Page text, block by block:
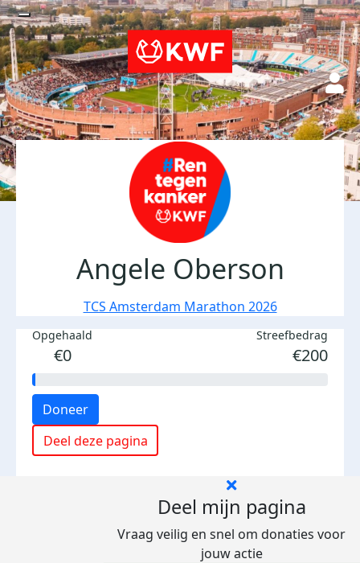
Angele Oberson
TCS Amsterdam Marathon 2026
Opgehaald
€0
Streefbedrag
€200
Doneer
Deel deze pagina
Deel mijn pagina
Vraag veilig en snel om donaties voor
jouw actie